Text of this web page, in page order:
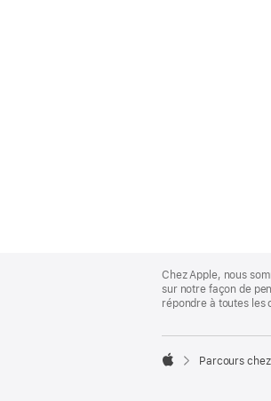
Footer
Chez Apple, nous
sur notre façon de
répondre à toutes les

Parcours